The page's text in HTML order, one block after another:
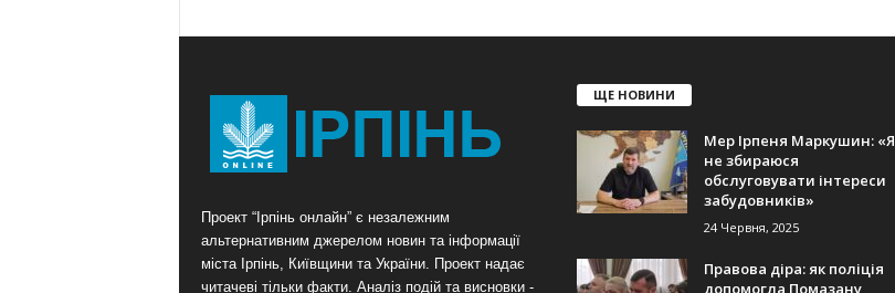
Проект “Ірпінь онлайн” є незалежним
альтернативним джерелом новин та інформації
міста Ірпінь, Київщини та України. Проект надає
читачеві тільки факти. Аналіз подій та висновки -
ЩЕ НОВИНИ
Мер Ірпеня Маркушин: «Я
не збираюся
обслуговувати інтереси
забудовників»
24 Червня, 2025
Правова діра: як поліція
допомогла Помазану